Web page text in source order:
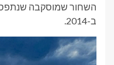
השחור שמוסקבה
ב-2014.